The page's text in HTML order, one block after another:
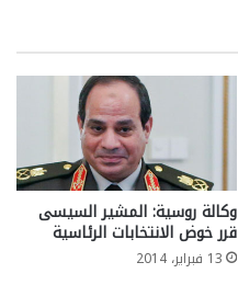
وكالة روسية: المشير السيسى
قرر خوض الانتخابات الرئاسية
13 فبراير، 2014